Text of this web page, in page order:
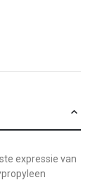
expressie van